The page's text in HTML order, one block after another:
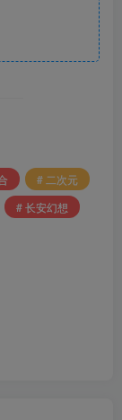
# 二次元
# 长安幻想